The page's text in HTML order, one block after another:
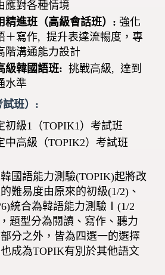
應對各種情境
精進班（高級會話班）: 強化
＋寫作, 提升表達流暢度，專
階溝通能力設計
級韓國語班: 挑戰高級, 達到
水準
試班）:
初級1（TOPIK1）考試班
中高級（TOPIK2）考試班
國語能力測驗(TOPIK)起將改
難易度由原來的初級(1/2)、
統合為韓語能力測驗Ⅰ(1/2
題型分為閱讀、寫作、聽力
分之外，皆為四選一的選擇
成為TOPIK有別於其他語文